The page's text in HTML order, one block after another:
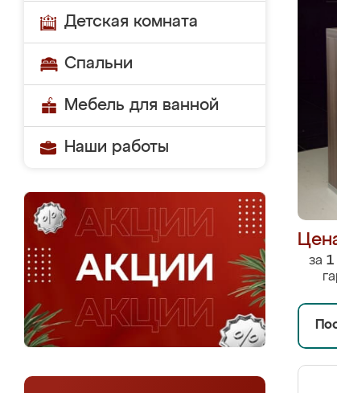
Детская комната
Спальни
Мебель для ванной
Наши работы
за 1